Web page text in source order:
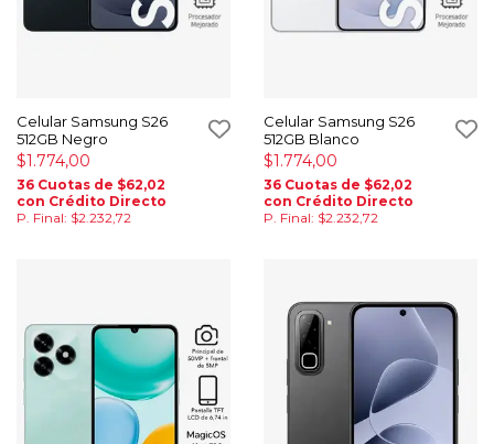
Celular Samsung S26
512GB Negro
$1.774,00
36 Cuotas de $62,02
con Crédito Directo
P. Final: $2.232,72
Celular Samsung S26
512GB Blanco
$1.774,00
36 Cuotas de $62,02
con Crédito Directo
P. Final: $2.232,72